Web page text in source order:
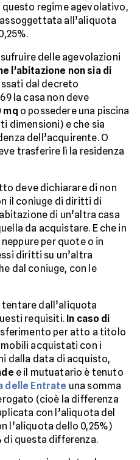
regime agevolativo,
all’aliquota
delle agevolazioni
l’abitazione non sia di
dal decreto
la casa non deve
mq o possedere una piscina
dimensioni) e che sia
dell’acquirente. O
trasferire lì la residenza
deve dichiarare di non
il coniuge di diritti di
di un’altra casa
da acquistare. E che in
per quote o in
diritti su un’altra
dal coniuge, con le
dall’aliquota
requisiti. In caso di
per atto a titolo
acquistati con i
dalla data di acquisto,
e il mutuatario è tenuto
delle Entrate una somma
(cioè la differenza
con l’aliquota del
l’aliquota dello 0,25%)
di questa differenza.